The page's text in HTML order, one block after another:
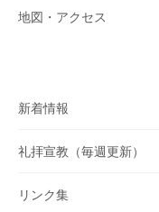
地図・アクセス
新着情報
礼拝宣教（毎週更新）
リンク集